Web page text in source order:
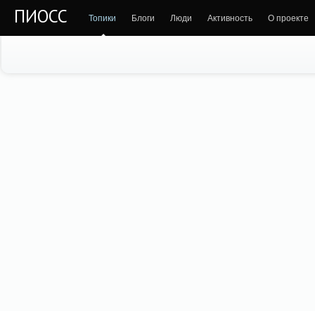
ПИОСС Топики Блоги Люди Активность О проекте